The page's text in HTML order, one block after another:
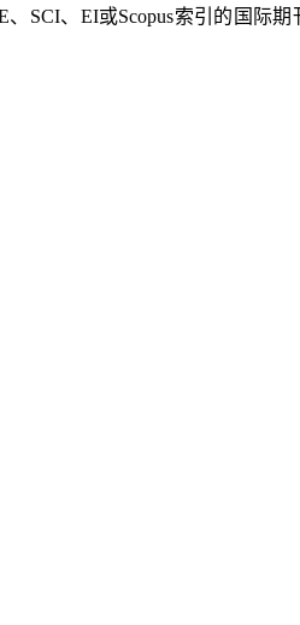
SCI、EI或Scopus索引的国际